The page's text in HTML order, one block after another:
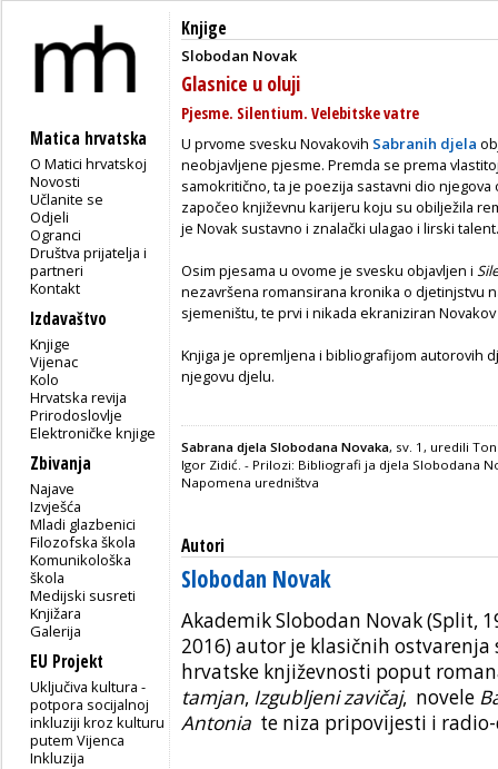
Matica hrvatska
O Matici hrvatskoj
Novosti
Učlanite se
Odjeli
Ogranci
Društva prijatelja i
partneri
Kontakt
Izdavaštvo
Knjige
Vijenac
Kolo
Hrvatska revija
Prirodoslovlje
Elektroničke knjige
Zbivanja
Najave
Izvješća
Mladi glazbenici
Filozofska škola
Komunikološka
škola
Medijski susreti
Knjižara
Galerija
EU Projekt
Uključiva kultura -
potpora socijalnoj
inkluziji kroz kulturu
putem Vijenca
Inkluzija
Knjige
Slobodan Novak
Glasnice u oluji
Pjesme. Silentium. Velebitske vatre
U prvome svesku Novakovih Sabranih djela
neobjavljene pjesme. Premda se prema
samokritično, ta je poezija sastavni dio
započeo književnu karijeru koju su obilježila
je Novak sustavno i znalački ulagao i lirski talent.
Osim pjesama u ovome je svesku objavljen i
nezavršena romansirana kronika o djetinjstvu
sjemeništu, te prvi i nikada ekraniziran
Knjiga je opremljena i bibliografijom autorovih
njegovu djelu.
Sabrana djela Slobodana Novaka, sv. 1, uredili
Igor Zidić. - Prilozi: Bibliografi ja djela Slobodana
Napomena uredništva
Autori
Slobodan Novak
Akademik Slobodan Novak (Split,
2016) autor je klasičnih ostvarenja
hrvatske književnosti poput
tamjan, Izgubljeni zavičaj, novele
Antonia te niza pripovijesti i